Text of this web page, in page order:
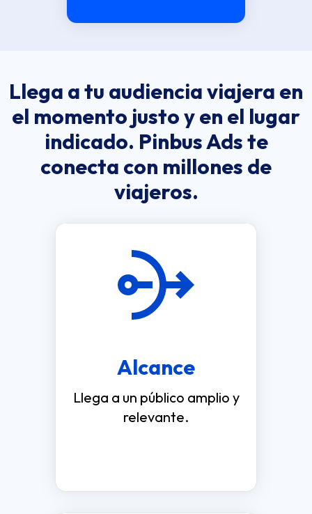
Llega a tu audiencia viajera en
el momento justo y en el lugar
indicado. Pinbus Ads te
conecta con millones de
viajeros.
Alcance
Llega a un público amplio y
relevante.